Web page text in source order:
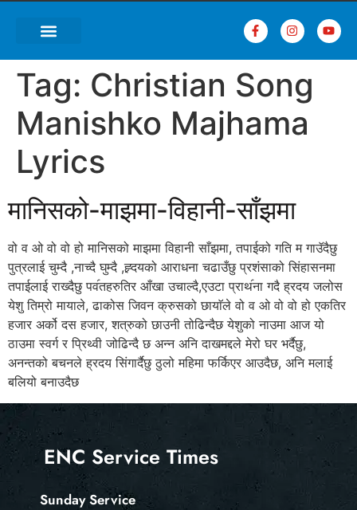
Tag: Christian Song
Manishko Majhama
Lyrics
मानिसको-माझमा-विहानी-साँझमा
वो व ओ वो वो हो मानिसको माझमा विहानी साँझमा, तपाईको गति म गाउॅदैछु
पुत्रलाई चुम्दै ,नाच्दै घुम्दै ,ह्र्दयको आराधना चढाउँछु प्रशंसाको सिंहासनमा
तपाईलाई राख्दैछु पव॔तहरुतिर आँखा उचाल्दै,एउटा प्राथ॔ना गदै ह्रदय जलोस
येशु तिम्रो मायाले, ढाकोस जिवन क्रुसको छायाॅले वो व ओ वो वो हो एकतिर
हजार अर्को दस हजार, शत्रुको छाउनी तोढिन्दैछ येशुको नाउमा आज यो
ठाउमा स्वर्ग र प्रिथ्वी जोढिन्दै छ अन्न अनि दाखमद्दले मेरो घर भर्दैछु,
अनन्तको बचनले ह्रदय सिंगार्दैछु ठुलो महिमा फर्किएर आउदैछ, अनि मलाई
बलियो बनाउदैछ
ENC Service Times
Sunday Service